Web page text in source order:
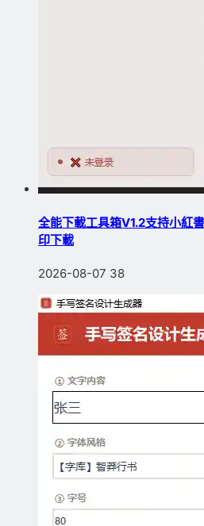
全能下載工具箱V1.2支持小紅
印下載
2026-08-07 38